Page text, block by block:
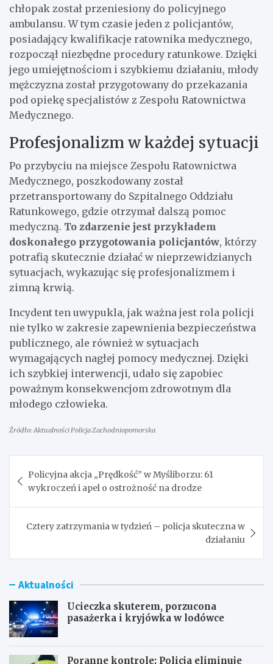
chłopak został przeniesiony do policyjnego
ambulansu. W tym czasie jeden z policjantów,
posiadający kwalifikacje ratownika medycznego,
rozpoczął niezbędne procedury ratunkowe. Dzięki
jego umiejętnościom i szybkiemu działaniu, młody
mężczyzna został przygotowany do przekazania
pod opiekę specjalistów z Zespołu Ratownictwa
Medycznego.
Profesjonalizm w każdej sytuacji
Po przybyciu na miejsce Zespołu Ratownictwa
Medycznego, poszkodowany został
przetransportowany do Szpitalnego Oddziału
Ratunkowego, gdzie otrzymał dalszą pomoc
medyczną. To zdarzenie jest przykładem
doskonałego przygotowania policjantów, którzy
potrafią skutecznie działać w nieprzewidzianych
sytuacjach, wykazując się profesjonalizmem i
zimną krwią.
Incydent ten uwypukla, jak ważna jest rola policji
nie tylko w zakresie zapewnienia bezpieczeństwa
publicznego, ale również w sytuacjach
wymagających nagłej pomocy medycznej. Dzięki
ich szybkiej interwencji, udało się zapobiec
poważnym konsekwencjom zdrowotnym dla
młodego człowieka.
Źródło: Aktualności Policja Zachodniopomorska
wpisu
Policyjna akcja „Prędkość” w Myśliborzu: 61
wykroczeń i apel o ostrożność na drodze
Cztery zatrzymania w tydzień – policja skuteczna w
działaniu
Aktualności
Ucieczka skuterem, porzucona
pasażerka i kryjówka w lodówce
Poranne kontrole: Policja eliminuje